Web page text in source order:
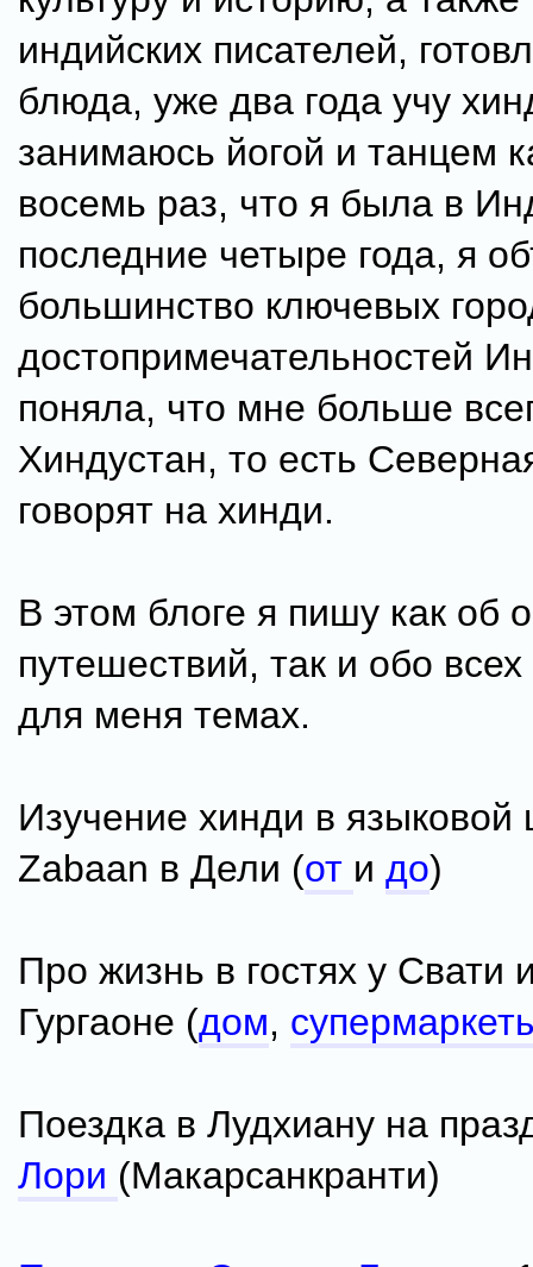
индийских писателей,
блюда, уже два года учу
занимаюсь йогой и танцем
восемь раз, что я была в
последние четыре года, я
большинство ключевых
достопримечательностей
поняла, что мне больше
Хиндустан, то есть
говорят на хинди.
В этом блоге я пишу как об
путешествий, так и обо
для меня темах.
Изучение хинди в языковой
Zabaan в Дели (от и до)
Про жизнь в гостях у Свати
Гургаоне (дом,
Поездка в Лудхиану на
Лори (Макарсанкранти)